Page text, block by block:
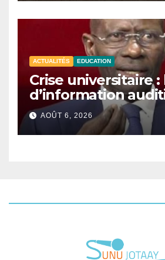
ACTUALITÉS EDUCATION
Crise universitaire :
d’information
ministre Boubacar
AOÛT 6, 2026